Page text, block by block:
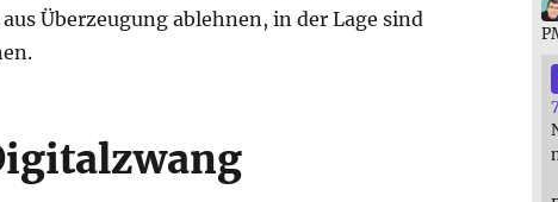
Überzeugung ablehnen, in der Lage sind